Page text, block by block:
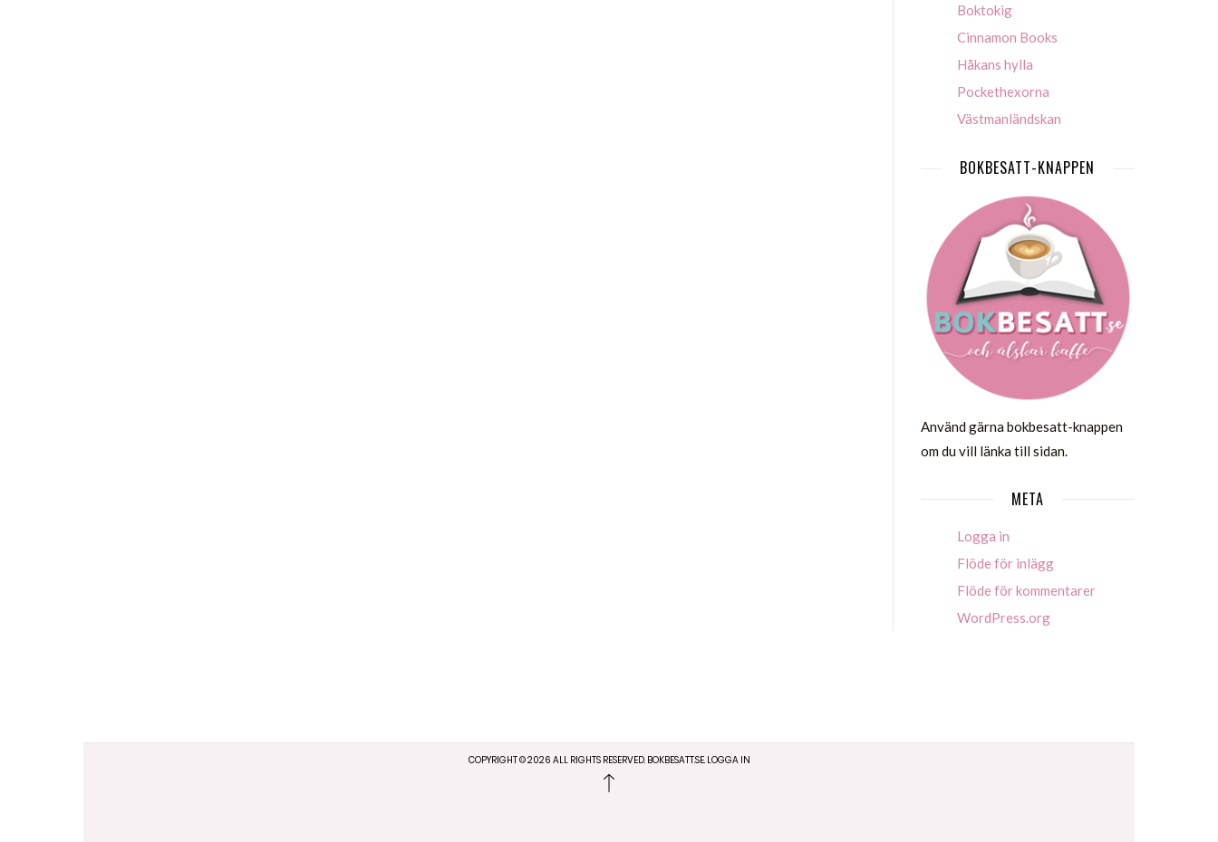
Boktokig
Cinnamon Books
Håkans hylla
Pockethexorna
Västmanländskan
BOKBESATT-KNAPPEN
Använd gärna bokbesatt-knappen
om du vill länka till sidan.
META
Logga in
Flöde för inlägg
Flöde för kommentarer
WordPress.org
COPYRIGHT ©2026 ALL RIGHTS RESERVED. BOKBESATT.SE. LOGGA IN